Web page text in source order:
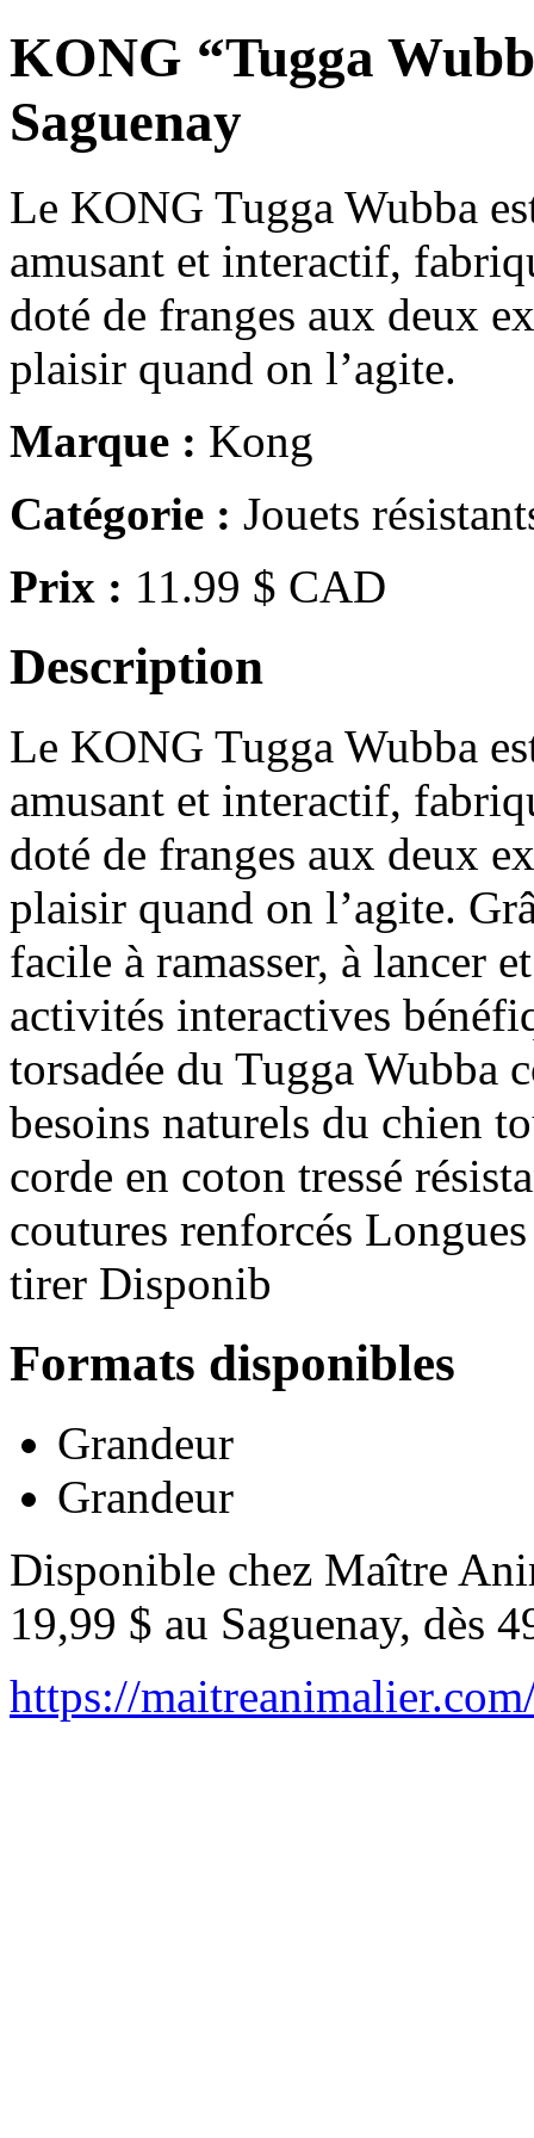
KONG “Tugga
Saguenay
Le KONG Tugga Wubba
amusant et interactif,
doté de franges aux deux
plaisir quand on l’agite.
Marque : Kong
Catégorie : Jouets
Prix : 11.99 $ CAD
Description
Le KONG Tugga Wubba
amusant et interactif,
doté de franges aux deux
plaisir quand on l’agite.
facile à ramasser, à lancer
activités interactives
torsadée du Tugga Wubba
besoins naturels du chien
corde en coton tressé
coutures renforcés
tirer Disponib
Formats disponibles
Grandeur
Grandeur
Disponible chez Maître
19,99 $ au Saguenay, dès
https://